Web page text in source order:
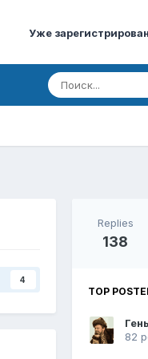
Уже
4
Replies
138
TOP
82